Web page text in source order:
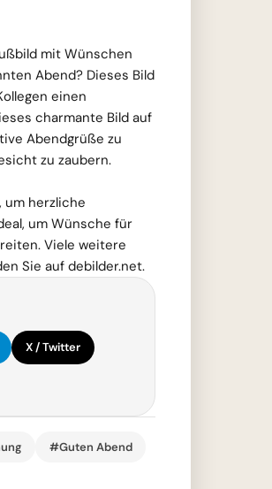
mit Wünschen
Abend? Dieses Bild
einen
charmante Bild auf
Abendgrüße zu
zu zaubern.
um herzliche
um Wünsche für
Viele weitere
Sie auf debilder.net.
X / Twitter
#Guten Abend